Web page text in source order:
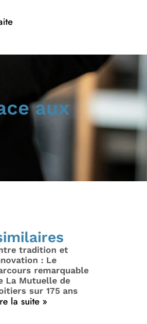
aux
tradition et
: Le
remarquable
La Mutuelle de
sur 175 ans
la suite »